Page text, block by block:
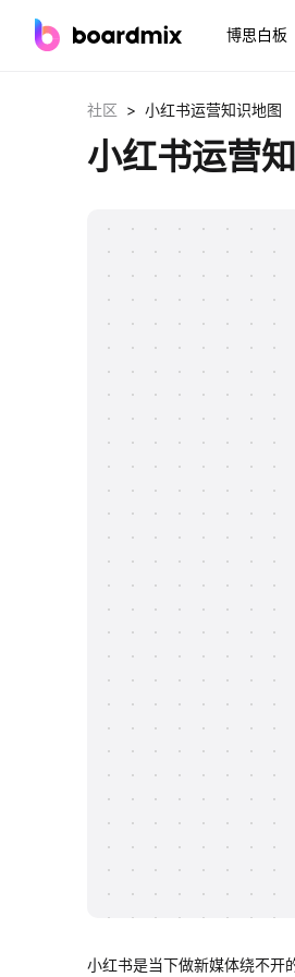
博思白板
社区 > 小红书运营知识地图
小红书运营
小红书是当下做新媒体绕不开